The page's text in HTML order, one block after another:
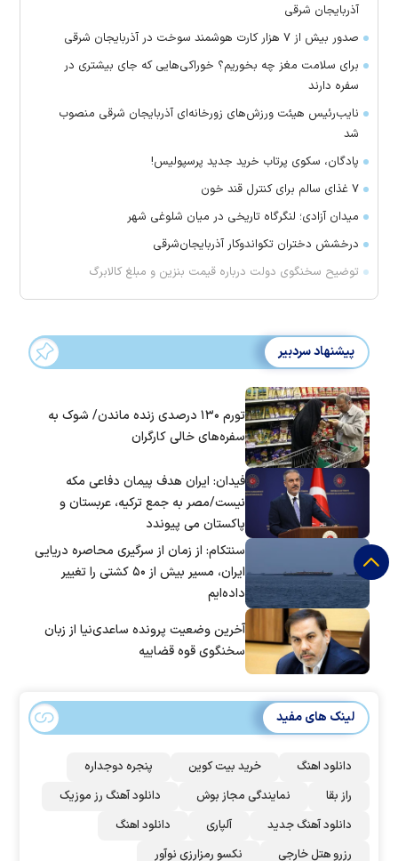
آذربایجان شرقی
صدور بیش از ۷ هزار کارت هوشمند سوخت در آذربایجان شرقی
برای سلامت مغز چه بخوریم؟ خوراکی‌هایی که جای بیشتری در
سفره دارند
نایب‌رئیس هیئت ورزش‌های زورخانه‌ای آذربایجان شرقی منصوب
شد
پادگان، سکوی پرتاب خرید جدید پرسپولیس!
۷ غذای سالم برای کنترل قند خون
میدان آزادی؛ لنگرگاه تاریخی در میان شلوغی شهر
درخشش دختران تکواندوکار آذربایجان‌شرقی
توضیح سخنگوی دولت درباره قیمت بنزین و مبلغ کالابرگ
پیشنهاد سردبیر
تورم ۱۳۰ درصدی زنده ماندن/ شوک به
سفره‌های خالی کارگران
فیدان: ایران هدف پیمان دفاعی مکه
نیست/مصر به جمع ترکیه، عربستان و
پاکستان می پیوندد
سنتکام: از زمان از سرگیری محاصره دریایی
ایران، مسیر بیش از ۵۰ کشتی را تغییر
داده‌ایم
آخرین وضعیت پرونده ساعدی‌نیا از زبان
سخنگوی قوه قضاییه
لینک های مفید
دانلود اهنگ خرید بیت کوین
پنجره دوجداره
راز بقا
نمایندگی مجاز بوش
دانلود آهنگ رز‌ موزیک
دانلود آهنگ جدید
آلپاری
دانلود اهنگ
رزرو هتل خارجی
نکسو رمزارزی نوآور